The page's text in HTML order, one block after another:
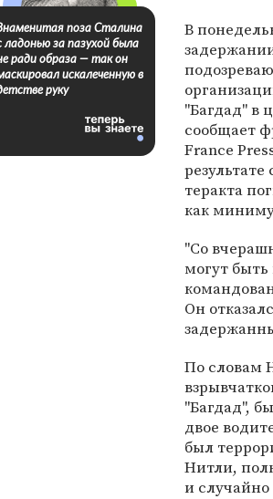
В
"Багдад" в
сообщает
France
теракта
как
"Со
могут
Он
По словам
"Багдад",
двое
был
Нитли,
и случайно
поза Сталина
ладонью за пазухой была
ради образа — так он
искалеченную в
руку